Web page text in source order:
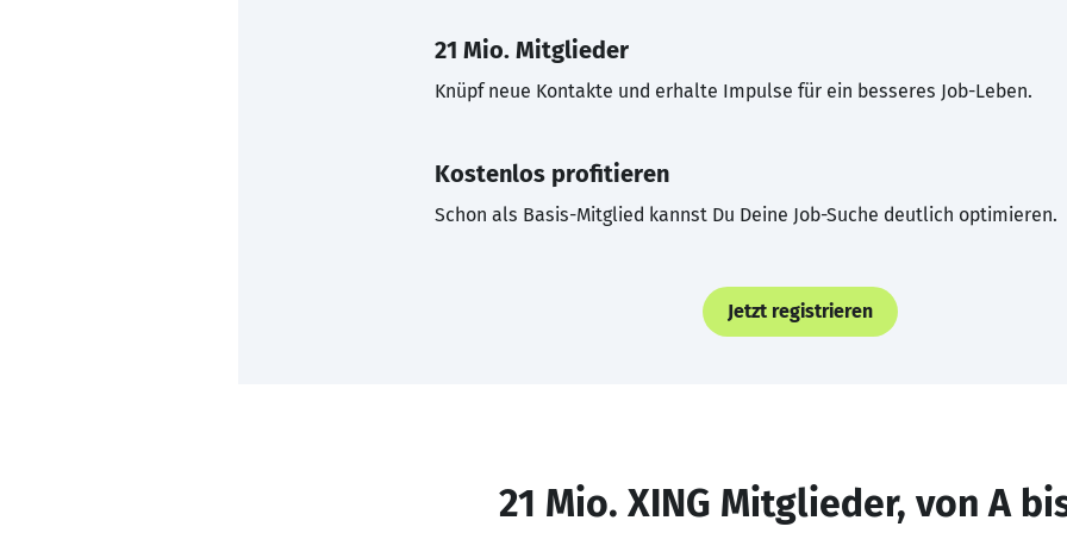
21 Mio. Mitglieder
Knüpf neue Kontakte und erhalte Impulse für ein besseres Job-Leben.
Kostenlos profitieren
Schon als Basis-Mitglied kannst Du Deine Job-Suche deutlich optimieren.
Jetzt registrieren
21 Mio. XING Mitglieder, von A